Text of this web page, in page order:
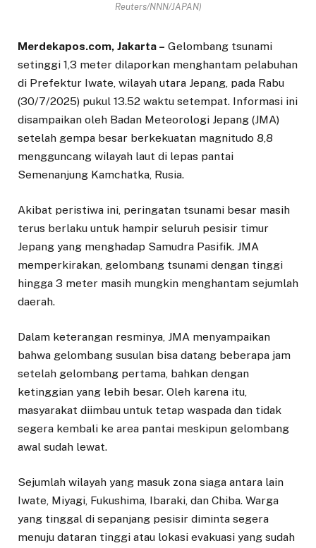
Reuters/NNN/JAPAN)
Merdekapos.com, Jakarta – Gelombang tsunami
setinggi 1,3 meter dilaporkan menghantam pelabuhan
di Prefektur Iwate, wilayah utara Jepang, pada Rabu
(30/7/2025) pukul 13.52 waktu setempat. Informasi ini
disampaikan oleh Badan Meteorologi Jepang (JMA)
setelah gempa besar berkekuatan magnitudo 8,8
mengguncang wilayah laut di lepas pantai
Semenanjung Kamchatka, Rusia.
Akibat peristiwa ini, peringatan tsunami besar masih
terus berlaku untuk hampir seluruh pesisir timur
Jepang yang menghadap Samudra Pasifik. JMA
memperkirakan, gelombang tsunami dengan tinggi
hingga 3 meter masih mungkin menghantam sejumlah
daerah.
Dalam keterangan resminya, JMA menyampaikan
bahwa gelombang susulan bisa datang beberapa jam
setelah gelombang pertama, bahkan dengan
ketinggian yang lebih besar. Oleh karena itu,
masyarakat diimbau untuk tetap waspada dan tidak
segera kembali ke area pantai meskipun gelombang
awal sudah lewat.
Sejumlah wilayah yang masuk zona siaga antara lain
Iwate, Miyagi, Fukushima, Ibaraki, dan Chiba. Warga
yang tinggal di sepanjang pesisir diminta segera
menuju dataran tinggi atau lokasi evakuasi yang sudah